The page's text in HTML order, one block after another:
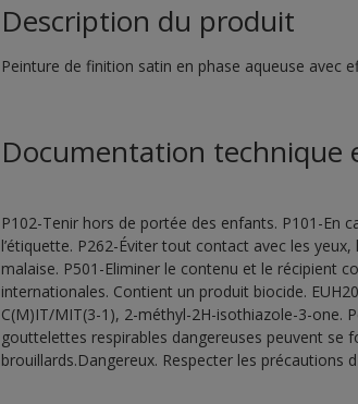
Description du produit
Peinture de finition satin en phase aqueuse avec
Documentation technique
P102-Tenir hors de portée des enfants. P101-En
l’étiquette. P262-Éviter tout contact avec les
malaise. P501-Eliminer le contenu et le récipient
internationales. Contient un produit biocide.
C(M)IT/MIT(3-1), 2-méthyl-2H-isothiazole-3-one.
gouttelettes respirables dangereuses peuvent se
brouillards.Dangereux. Respecter les précautions